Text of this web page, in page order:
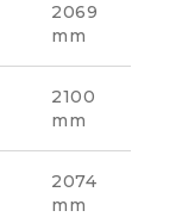
2069
mm
2100
mm
2074
mm